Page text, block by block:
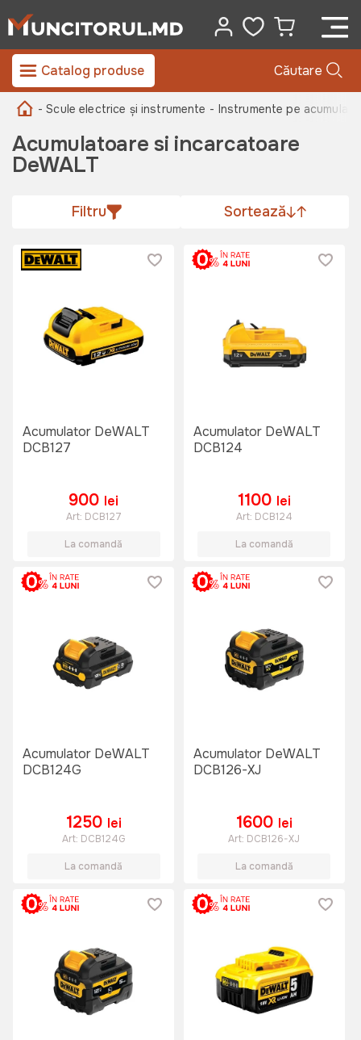
Catalog produse Căutare
- Scule electrice și instrumente - Instrumente pe
Acumulatoare si incarcatoare
DeWALT
Filtru Sortează
Acumulator DeWALT
DCB127
900 lei
Art: DCB127
La comandă
Acumulator DeWALT
DCB124
1100 lei
Art: DCB124
La comandă
Acumulator DeWALT
DCB124G
1250 lei
Art: DCB124G
La comandă
Acumulator DeWALT
DCB126-XJ
1600 lei
Art: DCB126-XJ
La comandă